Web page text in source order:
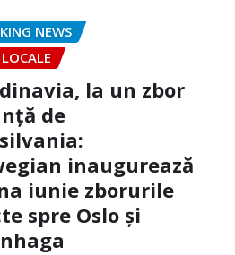
NEWS
la un zbor
de
inaugurează
iunie zborurile
spre Oslo și